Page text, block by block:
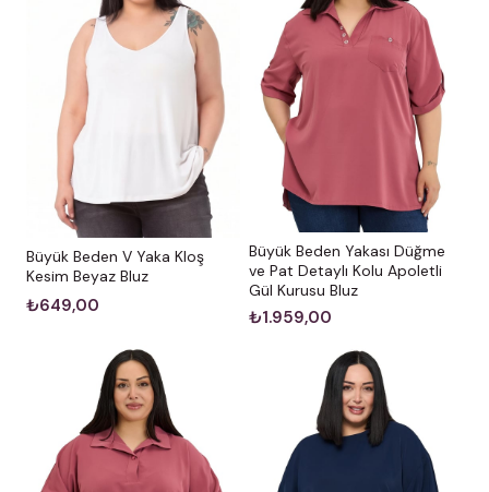
Büyük Beden V Yaka Kloş
Kesim Beyaz Bluz
₺649,00
Büyük Beden Yakası Düğme
ve Pat Detaylı Kolu Apoletli
Gül Kurusu Bluz
₺1.959,00